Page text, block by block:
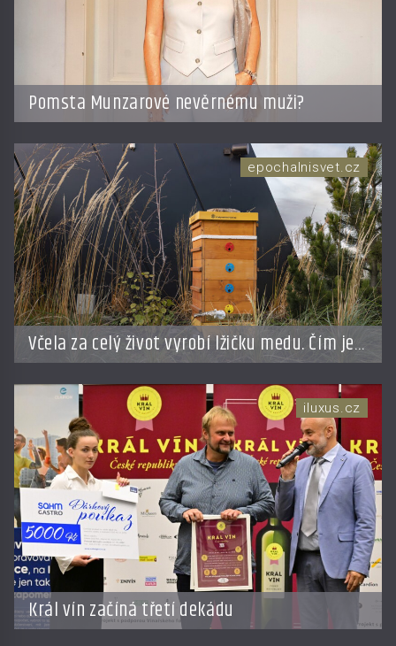
Pomsta Munzarové nevěrnému muži?
Včela za celý život vyrobí lžičku medu. Čím je
pražský med ze střech tak ceněný?
epochalnisvet.cz
Král vín začíná třetí dekádu
iluxus.cz